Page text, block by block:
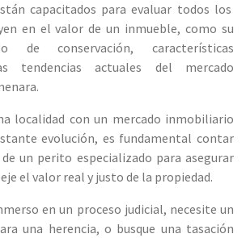
capacitados para evaluar todos los
en el valor de un inmueble, como su
de conservación, características
tendencias actuales del mercado
localidad con un mercado inmobiliario
evolución, es fundamental contar
un perito especializado para asegurar
el valor real y justo de la propiedad.
en un proceso judicial, necesite un
una herencia, o busque una tasación